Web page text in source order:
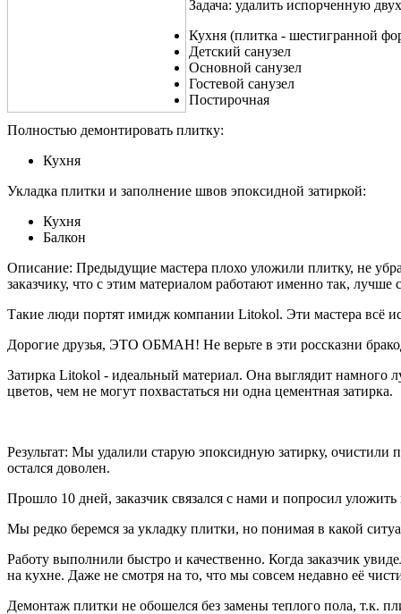
Задача: удалить испорченную
Кухня (плитка - шестигранной
Детский санузел
Основной санузел
Гостевой санузел
Постирочная
Полностью демонтировать плитку:
Кухня
Укладка плитки и заполнение швов эпоксидной затиркой:
Кухня
Балкон
Описание: Предыдущие мастера плохо уложили плитку, не
заказчику, что с этим материалом работают именно так, лучше
Такие люди портят имидж компании Litokol. Эти мастера всё
Дорогие друзья, ЭТО ОБМАН! Не верьте в эти россказни
Затирка Litokol - идеальный материал. Она выглядит намного
цветов, чем не могут похвастаться ни одна цементная затирка.
Результат: Мы удалили старую эпоксидную затирку, очистили
остался доволен.
Прошло 10 дней, заказчик связался с нами и попросил уложить
Мы редко беремся за укладку плитки, но понимая в какой
Работу выполнили быстро и качественно. Когда заказчик
на кухне. Даже не смотря на то, что мы совсем недавно её
Демонтаж плитки не обошелся без замены теплого пола, т.к.